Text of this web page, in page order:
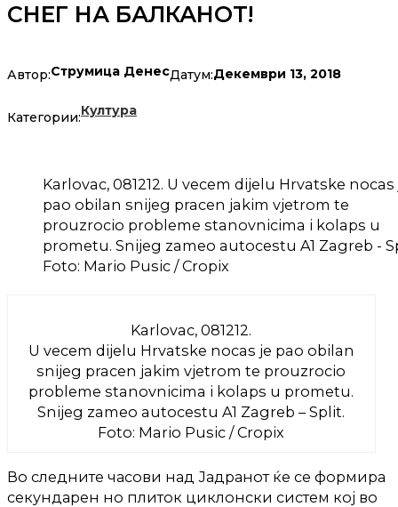
СНЕГ НА БАЛКАНОТ!
Автор:Струмица ДенесДатум:Декември 13, 2018
Категории:Култура
Karlovac, 081212. U vecem dijelu Hrvatske nocas
pao obilan snijeg pracen jakim vjetrom te
prouzrocio probleme stanovnicima i kolaps u
prometu. Snijeg zameo autocestu A1 Zagreb -
Foto: Mario Pusic / Cropix
Karlovac, 081212.
U vecem dijelu Hrvatske nocas je pao obilan
snijeg pracen jakim vjetrom te prouzrocio
probleme stanovnicima i kolaps u prometu.
Snijeg zameo autocestu A1 Zagreb – Split.
Foto: Mario Pusic / Cropix
Во следните часови над Јадранот ќе се формира
секундарен но плиток циклонски систем кој во